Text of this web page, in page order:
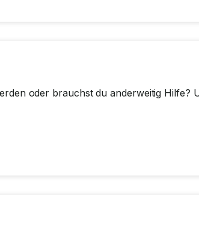
oder brauchst du anderweitig Hilfe?